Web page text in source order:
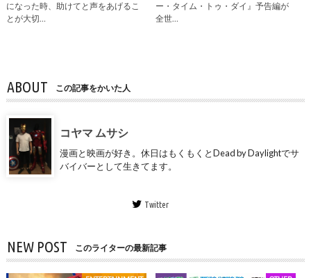
になった時、助けてと声をあげるこ
とが大切…
ー・タイム・トゥ・ダイ』予告編が
全世…
ABOUT この記事をかいた人
コヤマ ムサシ
漫画と映画が好き。休日はもくもくとDead by Daylightでサ
バイバーとして生きてます。
Twitter
NEW POST このライターの最新記事